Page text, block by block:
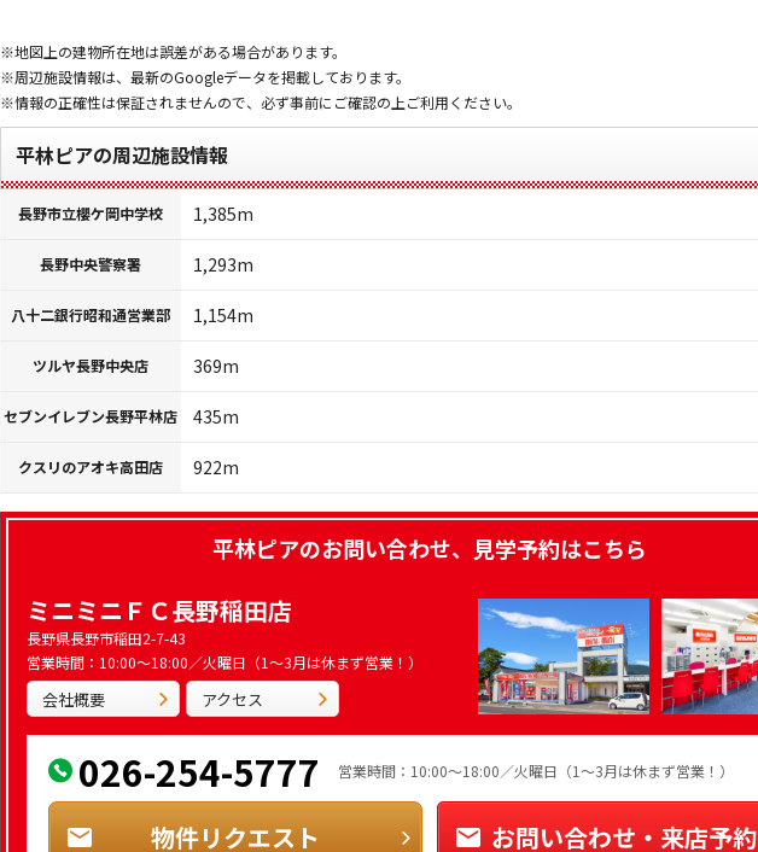
※地図上の建物所在地は誤差がある場合があります。
※周辺施設情報は、最新のGoogleデータを掲載しております。
※情報の正確性は保証されませんので、必ず事前にご確認の上ご利用ください。
平林ピアの周辺施設情報
長野市立櫻ケ岡中学校 1,385m
長野中央警察署 1,293m
八十二銀行昭和通営業部 1,154m
ツルヤ長野中央店 369m
セブンイレブン長野平林店 435m
クスリのアオキ高田店 922m
平林ピアのお問い合わせ、見学予約はこちら
ミニミニＦＣ長野稲田店
長野県長野市稲田2-7-43
営業時間：10:00～18:00／火曜日（1～3月は休まず営業！）
会社概要 アクセス
026-254-5777 営業時間：10:00～18:00／火曜日（1～3月は休まず営業！）
物件リクエスト お問い合わせ・来店予約